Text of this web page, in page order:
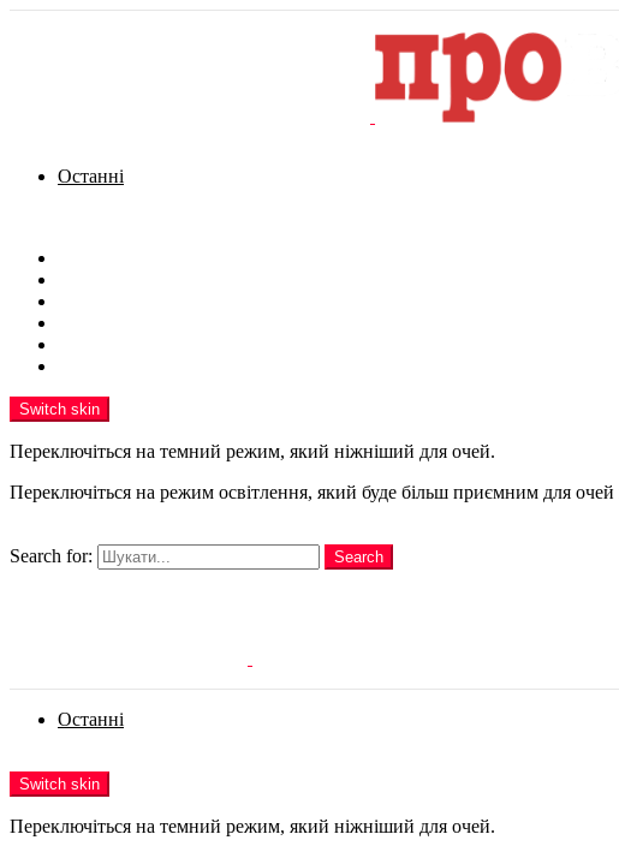
Останні
Switch skin
Переключіться на темний режим, який ніжніший для очей.
Переключіться на режим освітлення, який буде більш приємним для
Search for:
Search
Останні
Switch skin
Переключіться на темний режим, який ніжніший для очей.